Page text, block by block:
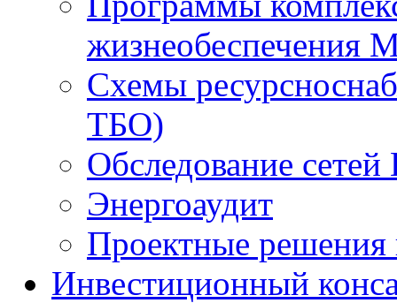
жизнеобеспечения
Схемы
ТБО)
Обследование
Энергоаудит
Проектные решения
Инвестиционный